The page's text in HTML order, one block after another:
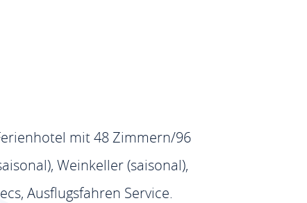
mit 48 Zimmern/96
Weinkeller (saisonal),
Ausflugsfahren Service.